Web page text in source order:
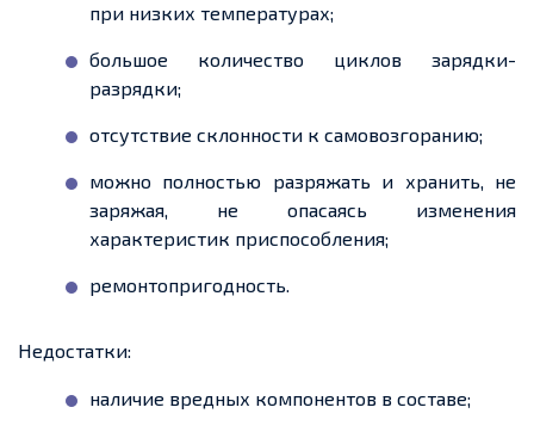
при низких температурах;
большое количество циклов зарядки-
разрядки;
отсутствие склонности к самовозгоранию;
можно полностью разряжать и хранить, не
заряжая, не опасаясь изменения
характеристик приспособления;
ремонтопригодность.
Недостатки:
наличие вредных компонентов в составе;